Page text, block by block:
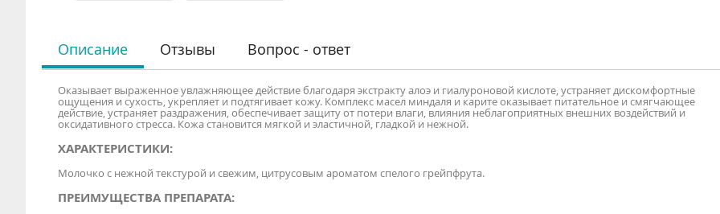
Описание
Оказывает выраженное увлажняющее действие благодаря экстракту алоэ и гиалуроновой кислоте, устраняет дискомфортные
ощущения и сухость, укрепляет и подтягивает кожу. Комплекс масел миндаля и карите оказывает питательное и смягчающее
действие, устраняет раздражения, обеспечивает защиту от потери влаги, влияния неблагоприятных внешних воздействий и
оксидативного стресса. Кожа становится мягкой и эластичной, гладкой и нежной.
ХАРАКТЕРИСТИКИ:
Молочко с нежной текстурой и свежим, цитрусовым ароматом спелого грейпфрута.
ПРЕИМУЩЕСТВА ПРЕПАРАТА:
Отзывы Вопрос - ответ